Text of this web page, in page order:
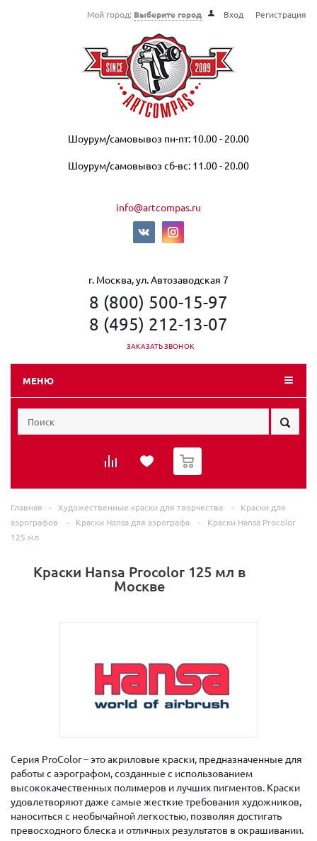
Мой город: Выберите город Вход Регистрация
Шоурум/самовывоз пн-пт: 10.00 - 20.00
Шоурум/самовывоз сб-вс: 11.00 - 20.00
info@artcompas.ru
г. Москва, ул. Автозаводская 7
8 (800) 500-15-97
8 (495) 212-13-07
ЗАКАЗАТЬ ЗВОНОК
МЕНЮ
0
Главная - Художественные краски для творчества -
Краски для
аэрографов
- Краски Hansa для аэрографа -
Краски Hansa Procolor
125 мл
Краски Hansa Procolor 125 мл в
Москве
Серия ProColor – это акриловые краски, предназначенные для
работы с аэрографом, созданные с использованием
высококачественных полимеров и лучших пигментов. Краски
удовлетворяют даже самые жесткие требования художников,
наноситься с необычайной легкостью, позволяя достигать
превосходного блеска и отличных результатов в окрашивании.